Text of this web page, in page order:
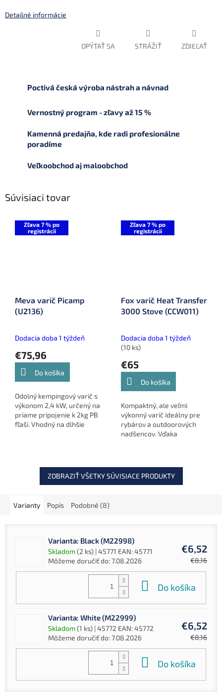
Detailné informácie
OPÝTAŤ SA STRÁŽIŤ ZDIEĽAŤ
Poctivá česká výroba nástrah a návnad
Vernostný program - zľavy až 15 %
Kamenná predajňa, kde radi profesionálne
poradíme
Veľkoobchod aj maloobchod
Súvisiaci tovar
Zľava 7 % po
registrácii
Meva varič Picamp
(U2136)
Dodacia doba 1 týždeň
€75,96
Do košíka
Odolný kempingový varič s
výkonom 2,4 kW, určený na
priame pripojenie k 2kg PB
fľaši. Vhodný na dlhšie
Zľava 7 % po
registrácii
Fox varič Heat Transfer
3000 Stove (CCW011)
Dodacia doba 1 týždeň
(10 ks)
€65
Do košíka
Kompaktný, ale veľmi
výkonný varič ideálny pre
rybárov a outdoorových
nadšencov. Vďaka
ZOBRAZIŤ VŠETKY SÚVISIACE PRODUKTY
Varianty Popis Podobné (8)
Varianta: Black (M22998)
Skladom(2 ks) | 45771 EAN:45771
Môžeme doručiť do:7.08.2026
€6,52
€8,16
Do košíka
Varianta: White (M22999)
Skladom(1 ks) | 45772 EAN:45772
Môžeme doručiť do:7.08.2026
€6,52
€8,16
Do košíka